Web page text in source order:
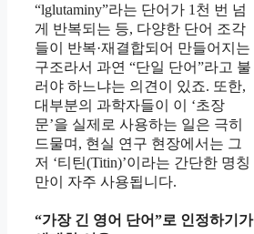
“lglutaminy”라는 단어가 1천 번 넘
게 반복되는 등, 다양한 단어 조각
들이 반복·재결합되어 만들어지는
구조라서 과연 “단일 단어”라고 불
러야 하느냐는 의견이 있죠. 또한,
대부분의 과학자들이 이 ‘초장
문’을 실제로 사용하는 일은 극히
드물며, 현실 연구 현장에서는 그
저 ‘티틴(Titin)’이라는 간단한 명칭
만이 자주 사용됩니다.
“가장 긴 영어 단어”로 인정하기가